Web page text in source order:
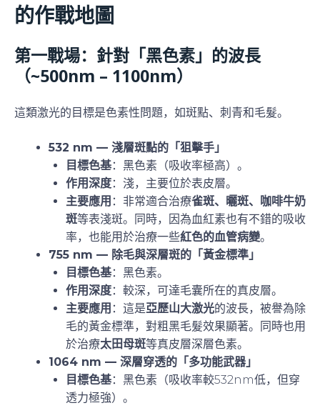
的作戰地圖
第一戰場：針對「黑色素」的波長
（~500nm – 1100nm）
這類激光的目標是色素性問題，如斑點、刺青和毛髮。
532 nm — 淺層斑點的「狙擊手」
目標色基：黑色素（吸收率極高）。
作用深度：淺，主要位於表皮層。
主要應用 ：非常適合治療雀斑、曬斑、咖啡牛奶
斑等表淺斑。同時，因為血紅素也有不錯的吸收
率，也能用於治療一些紅色的血管病變。
755 nm — 除毛與深層斑的「黃金標準」
目標色基：黑色素。
作用深度：較深，可達毛囊所在的真皮層。
主要應用 ：這是亞歷山大激光的波長，被譽為除
毛的黃金標準，對粗黑毛髮效果顯著。同時也用
於治療太田母斑等真皮層深層色素。
1064 nm — 深層穿透的「多功能武器」
目標色基：黑色素（吸收率較532nm低，但穿
透力極強）。